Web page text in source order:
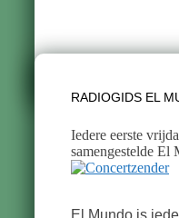
RADIOGIDS EL
Iedere eerste
samengestelde El
El Mundo is